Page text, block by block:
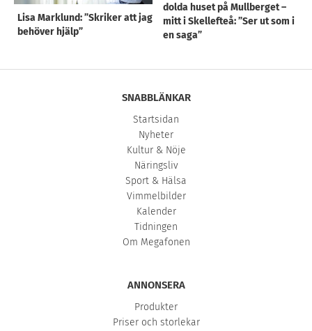
Lisa Marklund: ”Skriker att jag
behöver hjälp”
dolda huset på Mullberget –
mitt i Skellefteå: ”Ser ut som i
en saga”
SNABBLÄNKAR
Startsidan
Nyheter
Kultur & Nöje
Näringsliv
Sport & Hälsa
Vimmelbilder
Kalender
Tidningen
Om Megafonen
ANNONSERA
Produkter
Priser och storlekar